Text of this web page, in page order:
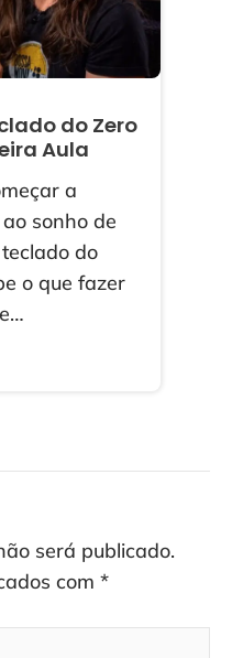
do Zero
Aula
a
sonho de
do
o que fazer
será publicado.
com *